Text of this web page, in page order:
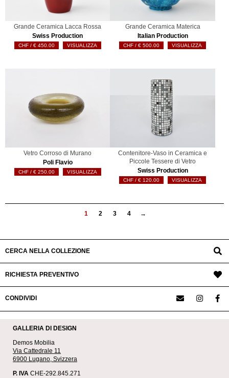
Grande Ceramica Lacca Rossa
Swiss Production
€450.00 VISUALIZZA
Grande Ceramica Materica
Italian Production
€ 500.00 VISUALIZZA
Vetro Corroso di Murano
Poli Flavio
€250.00 VISUALIZZA
Contenitore-Vaso in Ceramica e
Piccole Tessere di Vetro
Swiss Production
€ 120.00 VISUALIZZA
1 2 3 4 →
CERCA NELLA COLLEZIONE
RICHIESTA PREVENTIVO
CONDIVIDI
GALLERIA DI DESIGN
Demos Mobilia
Via Cattedrale 11
6900 Lugano, Svizzera
P. IVA CHE-292.845.271